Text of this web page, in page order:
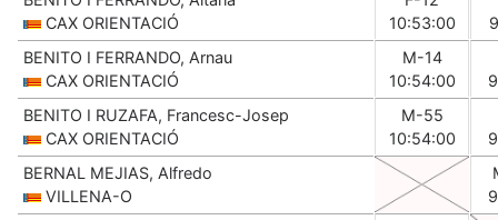
CAX ORIENTACIÓ
10:53:00
BENITO I FERRANDO, Arnau
CAX ORIENTACIÓ
M-14
10:54:00
BENITO I RUZAFA, Francesc-Josep
CAX ORIENTACIÓ
M-55
10:54:00
BERNAL MEJIAS, Alfredo
VILLENA-O